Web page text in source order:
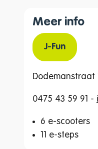
Meer info
J-Fun
Dodemanstraat
0475 43 59 91 -
6 e-scooters
11 e-steps